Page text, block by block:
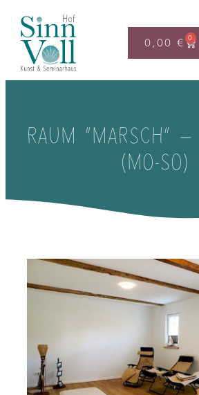
0,00€ 0
RAUM “MARSCH”
(MO-SO)